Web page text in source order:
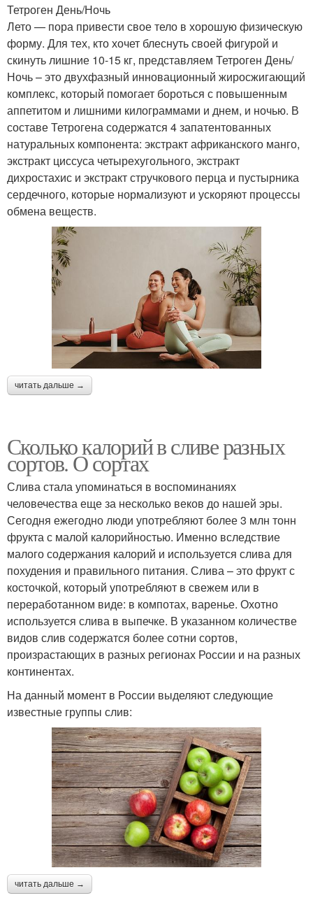
Тетроген День/Ночь
Лето — пора привести свое тело в хорошую физическую
форму. Для тех, кто хочет блеснуть своей фигурой и
скинуть лишние 10-15 кг, представляем Тетроген День/
Ночь – это двухфазный инновационный жиросжигающий
комплекс, который помогает бороться с повышенным
аппетитом и лишними килограммами и днем, и ночью. В
составе Тетрогена содержатся 4 запатентованных
натуральных компонента: экстракт африканского манго,
экстракт циссуса четырехугольного, экстракт
дихростахис и экстракт стручкового перца и пустырника
сердечного, которые нормализуют и ускоряют процессы
обмена веществ.
читать дальше →
Сколько калорий в сливе разных
сортов. О сортах
Слива стала упоминаться в воспоминаниях
человечества еще за несколько веков до нашей эры.
Сегодня ежегодно люди употребляют более 3 млн тонн
фрукта с малой калорийностью. Именно вследствие
малого содержания калорий и используется слива для
похудения и правильного питания. Слива – это фрукт с
косточкой, который употребляют в свежем или в
переработанном виде: в компотах, варенье. Охотно
используется слива в выпечке. В указанном количестве
видов слив содержатся более сотни сортов,
произрастающих в разных регионах России и на разных
континентах.
На данный момент в России выделяют следующие
известные группы слив:
читать дальше →